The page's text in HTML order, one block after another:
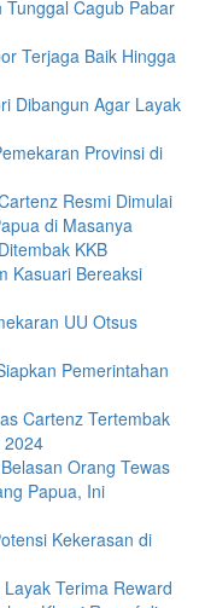
Cagub Pabar
Terjaga Baik Hingga
Dibangun Agar Layak
Provinsi di
Resmi Dimulai
di Masanya
KKB
Kasuari Bereaksi
UU Otsus
Pemerintahan
Cartenz Tertembak
2024
Orang Tewas
Papua, Ini
Kekerasan di
Terima Reward